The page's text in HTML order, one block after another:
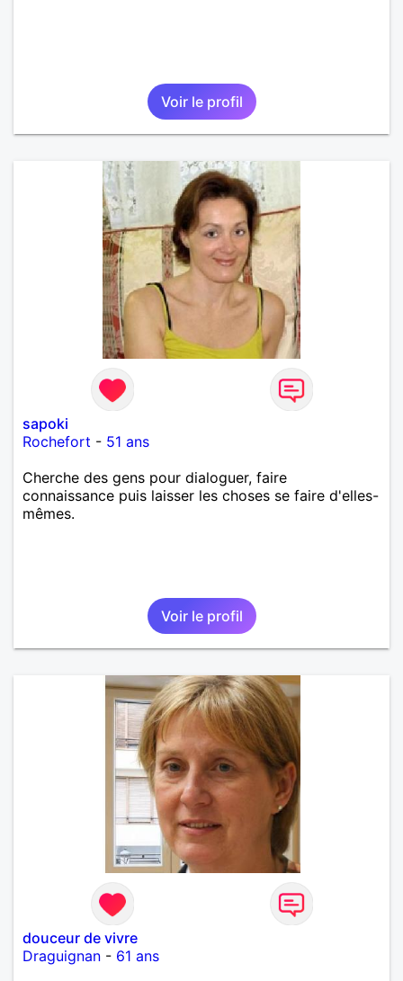
Voir le profil
sapoki
Rochefort - 51 ans
Cherche des gens pour dialoguer, faire
connaissance puis laisser les choses se faire d'elles-
mêmes.
Voir le profil
douceur de vivre
Draguignan - 61 ans